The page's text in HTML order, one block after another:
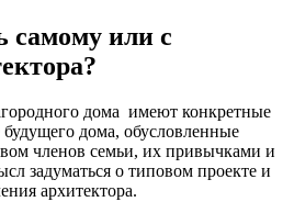
самому или с
дома имеют конкретные
дома, обусловленные
членов семьи, их привычками и
задуматься о типовом проекте и
архитектора.